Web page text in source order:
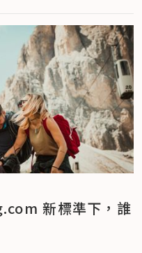
新標準下，誰